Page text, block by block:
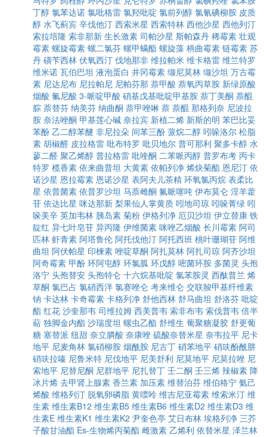
丁醇 氯苯达诺 氯吡格雷 氯羟吡啶 氯前列醇 氯氰碘柳胺 皮质
醇 水飞蓟宾 辛伐他汀 西索米星 西索特林 西他沙星 西他列汀
索拉培隆 索非那新 生长激素 司帕沙星 斯帕森丹 稀霉素 壮观
霉素 螺旋霉素 螺二氯芬 螺甲螨酯 螺旋藻 柄曲霉素 链霉素 苏
丹 磺苄西林 伏氧西汀 伐地那非 维拉帕米 维卡格雷 维兰特罗
维米诺 瓦伯巴坦 液泡蛋白 井冈霉素 缬尼莫林 缬沙坦 万古霉
素 尼达尼布 尼拉帕尼 尼帕芬那 萘甲酸 萘氧丙草胺 新绿原酸
烟酸 氟尼酸 3-哌啶甲酸 硝基戊基吡啶甲基胺 萘丁美酮 萘醌
腙 萘替芬 纳美芬 纳曲酮 萘甲唑啉 萘 萘醌 那格列奈 尼波拉
胺 奈法唑酮 甲基莲心碱 奈拉宾 新植二烯 新斯的明 苯巴比妥
苯酚 乙二醇苯醚 非尼拉朵 间苯三酚 蒎烷二醇 吲哚洛尔 松脂
素 胡椒醛 皮拉格雷 吡布特罗 吡贝地尔 普可那利 聚多卡醇 水
蓼二醛 聚乙烯醇 普拉格雷 吡喹酮 二苯哌丙醇 普罗布考 丙卡
特罗 榄香素 依来曲普坦 大黄素 依帕列净 烯炔菊酯 恩尼汀 依
诺沙星 恩拉霉素 恩诺沙星 表阿夫儿茶精 环氧氯丙烷 表柔比
星 依普菌素 依普罗沙坦 马萘雌酮 氟哌噻吨 伊布莫仑 淫羊藿
苷 依达比星 咪达那新 梨果仙人掌黄质 吲地司琼 吲哚菁绿 吲
哚美辛 英加韦林 胰岛素 菊粉 伊格列净 厄贝沙坦 伊立替康 铁
靛红 异七叶皂苷 异丙隆 伊维菌素 咪唑乙烟酸 长川霉素 阿司
匹林 虾青素 阿塔鲁伦 阿托伐他汀 阿托西班 桃叶珊瑚苷 阿维
曲坦 阿伏帕星 印楝素 唑啶草酮 阿扎莫林 阿扎司琼 阿齐沙坦
阿奇霉素 甲酚 环阿屯醇 环氯胍 环戊醇 嘧菌环胺 多菌灵 头孢
洛宁 头孢替安 头孢特仑 十六烷基吡啶 氯苯胺灵 西酞普兰 烯
草酮 氯巴占 氯硝西泮 氯赛唑仑 考来维仑 交联羧甲基纤维素
钠 卡达林 卡奇霉素 卡格列净 舒他西林 舒马曲坦 舒洛芬 吡啶
酯 红花 沙奎那韦 司维拉姆 西美普韦 索非布韦 索伐普韦 倍半
萜 独脚金内酯 沙瑞度坦 螺虫乙酯 舒维生 葡聚糖凝胶 舒更葡
糖 塞替派 纽甜 奈立膦酸 奈康唑 硫酸奈替米星 奈韦拉平 尼卡
地平 尼麦角林 氯硝柳胺 烟酰胺 尼古丁 硝苯地平 硝呋酚酰肼
硝呋拉嗪 尼鲁米特 尼伐地平 尼美舒利 尼莫地平 尼莫拉唑 尼
索地平 尼替尼酮 尼群地平 尼扎替丁 壬二酮 壬三烯 辣椒素 降
冰片烯 去甲肾上腺素 香兰素 加压素 维替泊芬 维伯格宁 氨己
烯酸 维格列汀 脱氧卵磷脂 黄嘌呤 维吉尼亚霉素 维索米汀 维
生素 维生素B12 维生素B5 维生素B6 维生素D2 维生素D3 维
生素E 维生素K1 维生素K2 尹奎色亭 艾日布林 埃格列净 三芥
子酸甘油酯 Es-生物烯丙菊酯 雌激素 乙烯利 依替米星 泽兰林